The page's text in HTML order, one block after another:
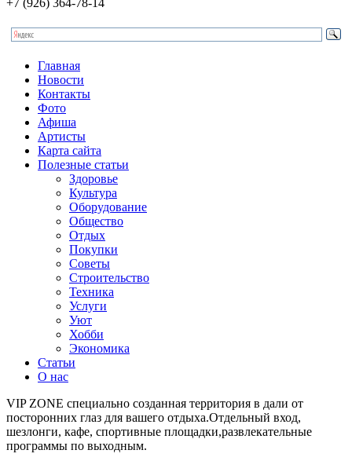
+7 (926) 364-78-14
Главная
Новости
Контакты
Фото
Афиша
Артисты
Карта сайта
Полезные статьи
Здоровье
Культура
Оборудование
Общество
Отдых
Покупки
Советы
Строительство
Техника
Услуги
Уют
Хобби
Экономика
Статьи
О нас
VIP ZONE специально созданная территория в дали от
посторонних глаз для вашего отдыха.Отдельный вход,
шезлонги, кафе, спортивные площадки,развлекательные
программы по выходным.